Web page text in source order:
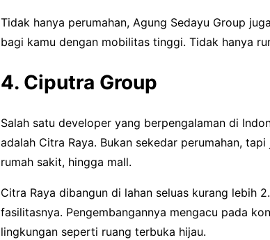
Tidak hanya perumahan, Agung Sedayu Group
bagi kamu dengan mobilitas tinggi. Tidak hanya
4. Ciputra Group
Salah satu developer yang berpengalaman di
adalah Citra Raya. Bukan sekedar perumahan,
rumah sakit, hingga mall.
Citra Raya dibangun di lahan seluas kurang lebih
fasilitasnya. Pengembangannya mengacu pada
lingkungan seperti ruang terbuka hijau.